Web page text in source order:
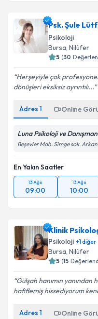
Psk. Şule
Psikoloji
Bursa, Nilüfer
5 (30
Herşeyiyle çok
dönüşleri eksiksiz ayrıntılı...
Adres 1 Online
Luna Psikoloji ve
Beşevler Mah. Simge sok.
En Yakın Saatler
13 Ağu
09:00
13 Ağu
10:00
Klinik
Psikoloji +1diğer
Bursa, Nilüfer
5 (15
Gülşah hanımın yanından
hafiflemiş hissediyorum
Adres 1 Online